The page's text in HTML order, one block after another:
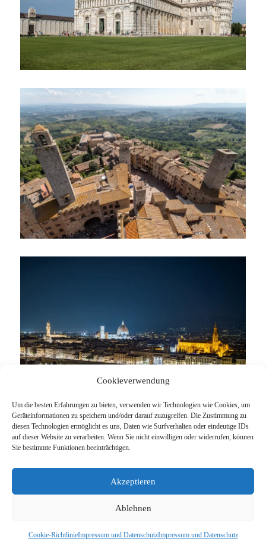
Cookieverwendung
Um die besten Erfahrungen zu bieten, verwenden wir Technologien wie Cookies, um
Geräteinformationen zu speichern und/oder darauf zuzugreifen. Die Zustimmung zu
diesen Technologien ermöglicht es uns, Daten wie Surfverhalten oder eindeutige IDs
auf dieser Website zu verarbeiten. Wenn Sie nicht einwilligen oder widerrufen, können
Sie bestimmte Funktionen beeinträchtigen.
Akzeptieren
Ablehnen
Cookie-RichtlinieImpressum und DatenschutzImpressum und Datenschutz
© 2026 Max Schade
Impressum und Datenschutz